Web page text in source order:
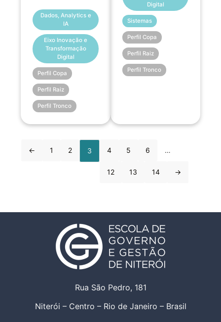
Dados, Analytics e
IA
Eixo Inovação e
Transformação
Digital
Perfil Copa
Perfil Raiz
Perfil Tronco
Digital
Sistemas
Perfil Copa
Perfil Raiz
Perfil Tronco
← 1 2 3 4 5 6 …
12 13 14 →
Rua São Pedro, 181
Niterói – Centro – Rio de Janeiro – Brasil